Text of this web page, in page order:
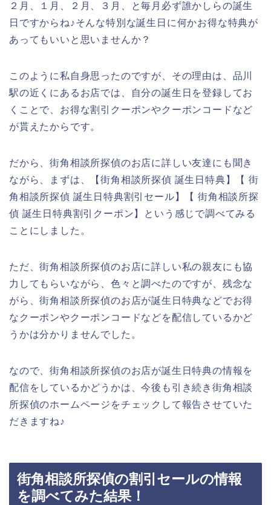
２月、１月、２月、３月、と毎月必ず誰かしらの誕生
日ですからね♪そんな特別な誕生日に何かお得な特典が
あってもいいと思いませんか？
このように私自身思ったのですが、その理由は、品川
駅の近くにあるお店では、自分の誕生日を登録してお
くことで、お得な割引クーポンやクーポンコードなど
が貰えたからです。
だから、街角相談所探偵のお店に詳しい友達にも聞き
ながら、まずは、【街角相談所探偵 誕生日特典】【 街
角相談所探偵 誕生日特典割引セール】【 街角相談所探
偵 誕生日特典割引クーポン】という感じで調べてみる
ことにしました。
ただ、街角相談所探偵のお店に詳しい私の親友にも協
力してもらいながら、色々と調べたのですが、残念な
がら、街角相談所探偵のお店が誕生日特典などでお得
なクーポンやクーポンコードなどを配信しているかど
うかは分かりませんでした。
なので、街角相談所探偵のお店が誕生日特典の情報を
配信をしているかどうかは、今後も引き続き街角相談
所探偵のホームページをチェックして報告させていた
だきますね♪
街角相談所探偵の割引セールの情報
を調べてみた結果！